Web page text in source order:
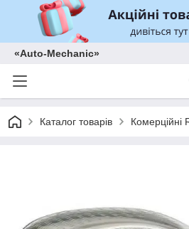
«Auto-Mechanic»
Каталог товарів Комерційні